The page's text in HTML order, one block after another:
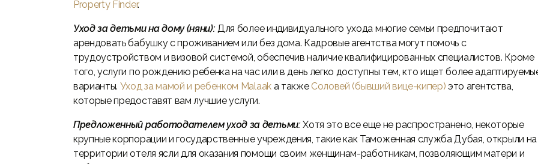
Property Finder.
Уход за детьми на дому (няни):Для более индивидуального ухода многие семьи предпочитают
арендовать бабушку с проживанием или без дома. Кадровые агентства могут помочь с
трудоустройством и визовой системой, обеспечив наличие квалифицированных специалистов. Кроме
того, услуги по рождению ребенка на час или в день легко доступны тем, кто ищет более
варианты. Уход за мамой и ребенком Malaakа также Соловей (бывший вице-кипер) это агентства,
которые предоставят вам лучшие услуги.
Предложенный работодателем уход за детьми:Хотя это все еще не распространено, некоторые
крупные корпорации и государственные учреждения, такие как Таможенная служба Дубая, открыли на
территории отеля ясли для оказания помощи своим женщинам-работникам, позволяющим матери и